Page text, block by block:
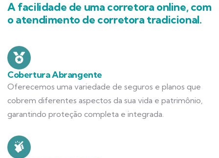
A facilidade de uma corretora online, com
o atendimento de corretora tradicional.
Cobertura Abrangente
Oferecemos uma variedade de seguros e planos que
cobrem diferentes aspectos da sua vida e patrimônio,
garantindo proteção completa e integrada.